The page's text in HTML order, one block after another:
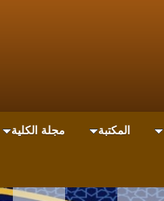
المكتبة مجلة الكلية